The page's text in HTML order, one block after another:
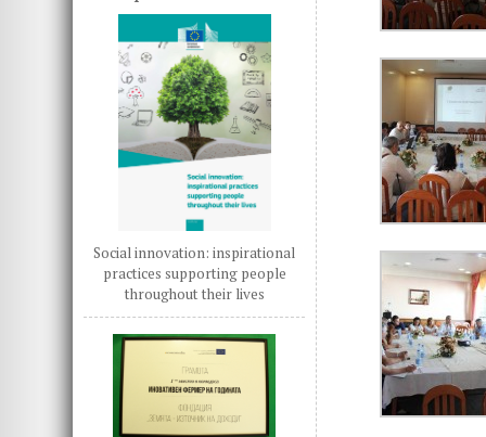
Social innovation: inspirational
practices supporting people
throughout their lives